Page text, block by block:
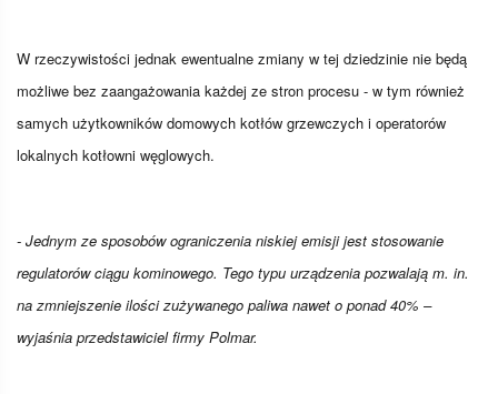
W rzeczywistości jednak ewentualne zmiany w tej dziedzinie nie będą
możliwe bez zaangażowania każdej ze stron procesu - w tym również
samych użytkowników domowych kotłów grzewczych i operatorów
lokalnych kotłowni węglowych.
- Jednym ze sposobów ograniczenia niskiej emisji jest stosowanie
regulatorów ciągu kominowego. Tego typu urządzenia pozwalają m. in.
na zmniejszenie ilości zużywanego paliwa nawet o ponad 40% –
wyjaśnia przedstawiciel firmy Polmar.